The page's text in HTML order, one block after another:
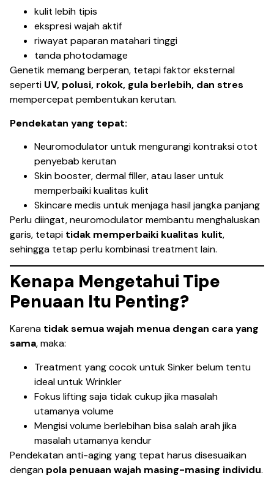
kulit lebih tipis
ekspresi wajah aktif
riwayat paparan matahari tinggi
tanda photodamage
Genetik memang berperan, tetapi faktor eksternal
seperti UV, polusi, rokok, gula berlebih, dan stres
mempercepat pembentukan kerutan.
Pendekatan yang tepat:
Neuromodulator untuk mengurangi kontraksi otot
penyebab kerutan
Skin booster, dermal filler, atau laser untuk
memperbaiki kualitas kulit
Skincare medis untuk menjaga hasil jangka panjang
Perlu diingat, neuromodulator membantu menghaluskan
garis, tetapi tidak memperbaiki kualitas kulit,
sehingga tetap perlu kombinasi treatment lain.
Kenapa Mengetahui Tipe
Penuaan Itu Penting?
Karena tidak semua wajah menua dengan cara yang
sama, maka:
Treatment yang cocok untuk Sinker belum tentu
ideal untuk Wrinkler
Fokus lifting saja tidak cukup jika masalah
utamanya volume
Mengisi volume berlebihan bisa salah arah jika
masalah utamanya kendur
Pendekatan anti-aging yang tepat harus disesuaikan
dengan pola penuaan wajah masing-masing individu.